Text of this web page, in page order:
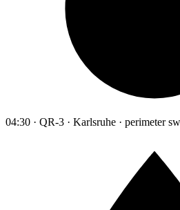
04:30 · QR-3 · Karlsruhe · perimeter